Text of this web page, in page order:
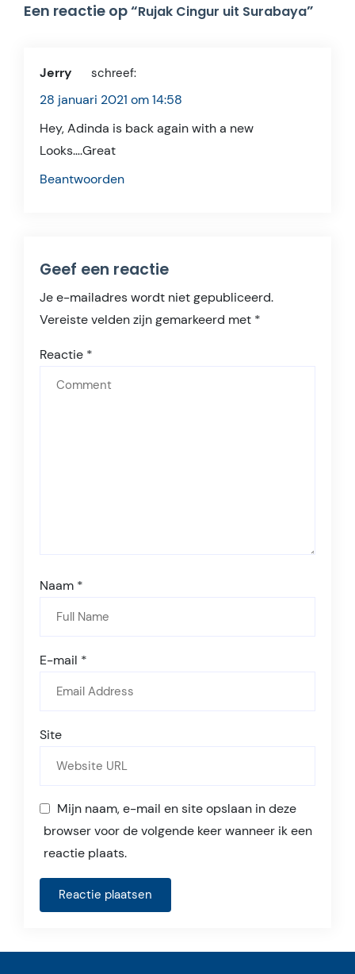
Een reactie op “Rujak Cingur uit Surabaya”
Jerry schreef:
28 januari 2021 om 14:58
Hey, Adinda is back again with a new
Looks….Great
Beantwoorden
Geef een reactie
Je e-mailadres wordt niet gepubliceerd.
Vereiste velden zijn gemarkeerd met *
Reactie *
Naam *
E-mail *
Site
Mijn naam, e-mail en site opslaan in deze
browser voor de volgende keer wanneer ik een
reactie plaats.